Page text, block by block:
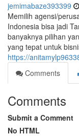
jemimabaze393399
Memilih agensi/
Indonesia bisa jadi
banyaknya pilihan
yang tepat untuk
https://
Comments
Comments
Submit a Comment
No HTML